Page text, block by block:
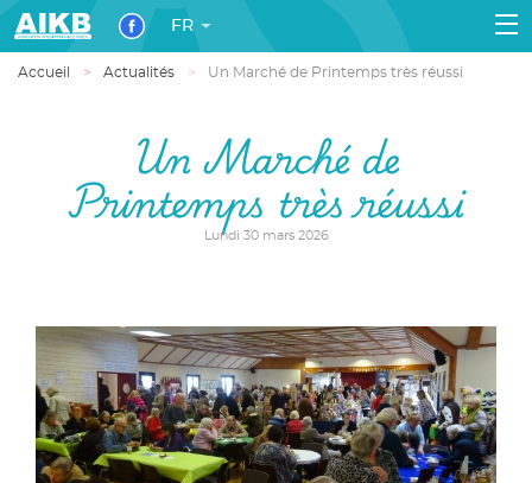
FR
Accueil Actualités Un Marché de Printemps très réussi
Un Marché de
Printemps très réussi
Lundi 30 mars 2026